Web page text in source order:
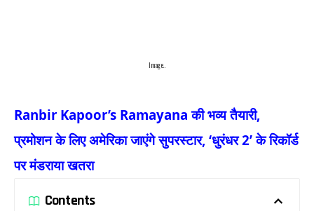
Image..
Ranbir Kapoor’s Ramayana की भव्य तैयारी,
प्रमोशन के लिए अमेरिका जाएंगे सुपरस्टार, ‘धुरंधर 2’ के रिकॉर्ड
पर मंडराया खतरा
Contents